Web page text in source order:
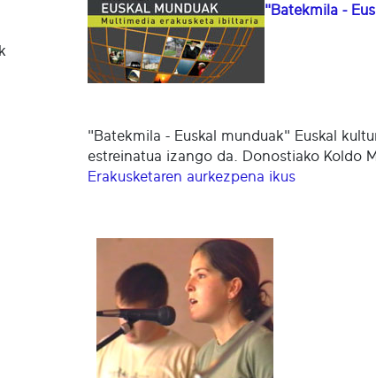
"Batekmila -
"Batekmila - Euskal munduak" Euskal
estreinatua izango da. Donostiako Koldo
Erakusketaren aurkezpena ikus